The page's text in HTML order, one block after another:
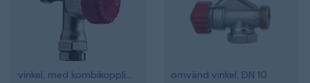
vinkel, med kombikoppling omvänd vinkel, DN 10